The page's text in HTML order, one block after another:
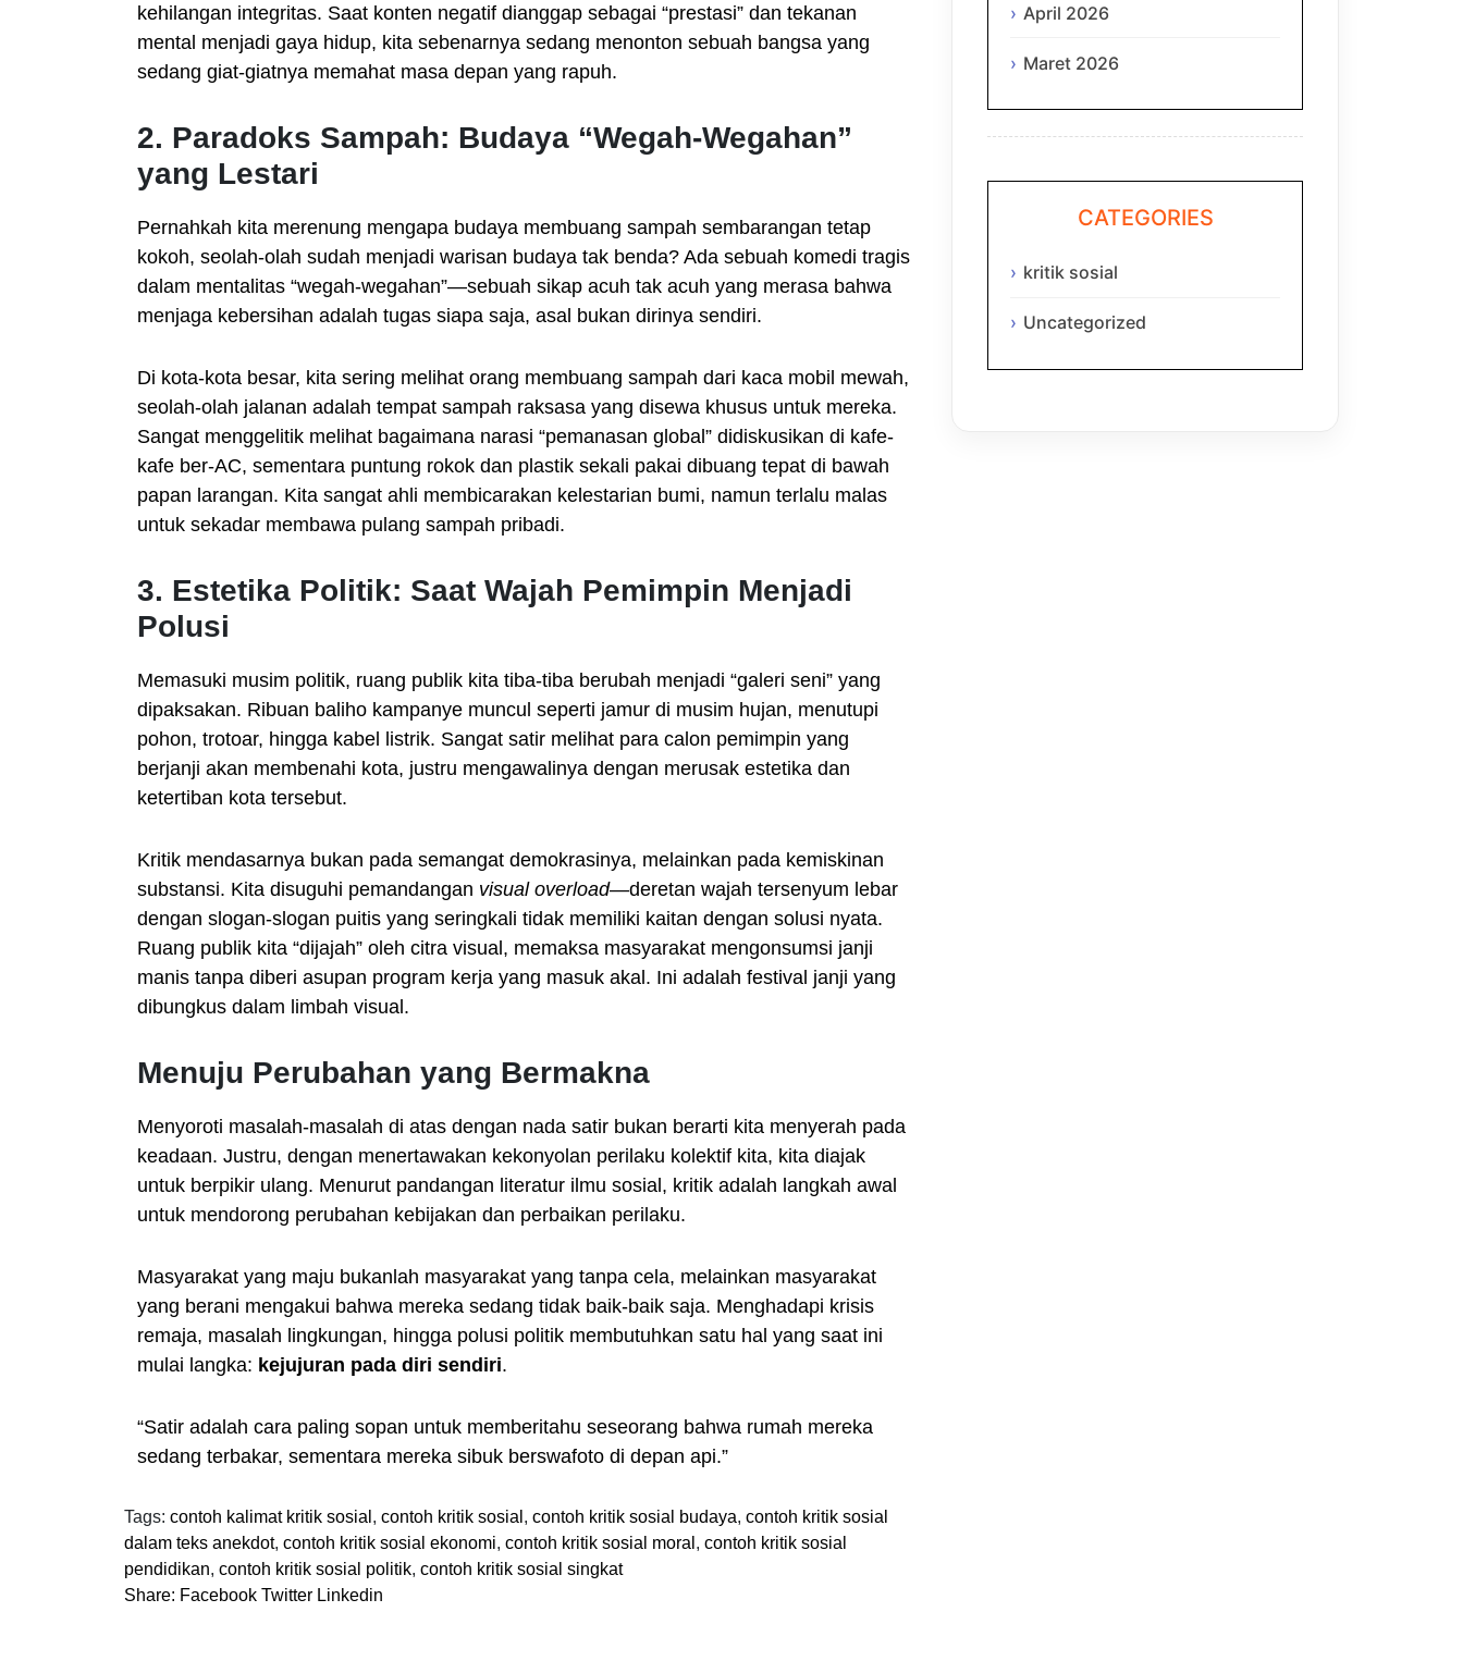
kehilangan integritas. Saat konten negatif dianggap sebagai “prestasi” dan tekanan
mental menjadi gaya hidup, kita sebenarnya sedang menonton sebuah bangsa yang
sedang giat-giatnya memahat masa depan yang rapuh.
2. Paradoks Sampah: Budaya “Wegah-Wegahan”
yang Lestari
Pernahkah kita merenung mengapa budaya membuang sampah sembarangan tetap
kokoh, seolah-olah sudah menjadi warisan budaya tak benda? Ada sebuah komedi tragis
dalam mentalitas “wegah-wegahan”—sebuah sikap acuh tak acuh yang merasa bahwa
menjaga kebersihan adalah tugas siapa saja, asal bukan dirinya sendiri.
Di kota-kota besar, kita sering melihat orang membuang sampah dari kaca mobil mewah,
seolah-olah jalanan adalah tempat sampah raksasa yang disewa khusus untuk mereka.
Sangat menggelitik melihat bagaimana narasi “pemanasan global” didiskusikan di kafe-
kafe ber-AC, sementara puntung rokok dan plastik sekali pakai dibuang tepat di bawah
papan larangan. Kita sangat ahli membicarakan kelestarian bumi, namun terlalu malas
untuk sekadar membawa pulang sampah pribadi.
3. Estetika Politik: Saat Wajah Pemimpin Menjadi
Polusi
Memasuki musim politik, ruang publik kita tiba-tiba berubah menjadi “galeri seni” yang
dipaksakan. Ribuan baliho kampanye muncul seperti jamur di musim hujan, menutupi
pohon, trotoar, hingga kabel listrik. Sangat satir melihat para calon pemimpin yang
berjanji akan membenahi kota, justru mengawalinya dengan merusak estetika dan
ketertiban kota tersebut.
Kritik mendasarnya bukan pada semangat demokrasinya, melainkan pada kemiskinan
substansi. Kita disuguhi pemandangan visual overload—deretan wajah tersenyum lebar
dengan slogan-slogan puitis yang seringkali tidak memiliki kaitan dengan solusi nyata.
Ruang publik kita “dijajah” oleh citra visual, memaksa masyarakat mengonsumsi janji
manis tanpa diberi asupan program kerja yang masuk akal. Ini adalah festival janji yang
dibungkus dalam limbah visual.
Menuju Perubahan yang Bermakna
Menyoroti masalah-masalah di atas dengan nada satir bukan berarti kita menyerah pada
keadaan. Justru, dengan menertawakan kekonyolan perilaku kolektif kita, kita diajak
untuk berpikir ulang. Menurut pandangan literatur ilmu sosial, kritik adalah langkah awal
untuk mendorong perubahan kebijakan dan perbaikan perilaku.
Masyarakat yang maju bukanlah masyarakat yang tanpa cela, melainkan masyarakat
yang berani mengakui bahwa mereka sedang tidak baik-baik saja. Menghadapi krisis
remaja, masalah lingkungan, hingga polusi politik membutuhkan satu hal yang saat ini
mulai langka: kejujuran pada diri sendiri.
“Satir adalah cara paling sopan untuk memberitahu seseorang bahwa rumah mereka
sedang terbakar, sementara mereka sibuk berswafoto di depan api.”
Tags: contoh kalimat kritik sosial , contoh kritik sosial , contoh kritik sosial budaya, contoh kritik sosial
dalam teks anekdot, contoh kritik sosial ekonomi, contoh kritik sosial moral , contoh kritik sosial
pendidikan, contoh kritik sosial politik, contoh kritik sosial singkat
Share: Facebook Twitter Linkedin
April 2026
Maret 2026
CATEGORIES
kritik sosial
Uncategorized